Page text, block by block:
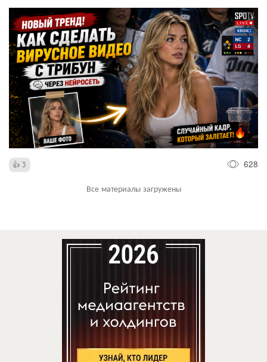
3 628
Все материалы загружены